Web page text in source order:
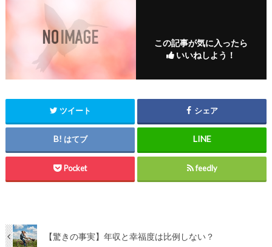
この記事が気に入ったら
いいねしよう！
ツイート シェア
はてブ
Pocket feedly
【驚きの事実】年収と幸福度は比例しない？